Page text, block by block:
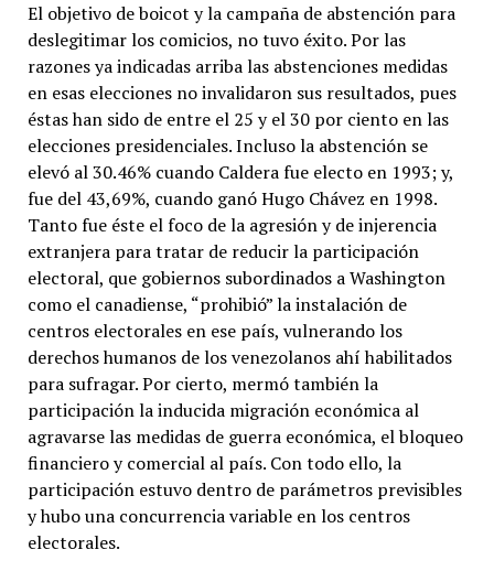
El objetivo de boicot y la campaña de abstención para
deslegitimar los comicios, no tuvo éxito. Por las
razones ya indicadas arriba las abstenciones medidas
en esas elecciones no invalidaron sus resultados, pues
éstas han sido de entre el 25 y el 30 por ciento en las
elecciones presidenciales. Incluso la abstención se
elevó al 30.46% cuando Caldera fue electo en 1993; y,
fue del 43,69%, cuando ganó Hugo Chávez en 1998.
Tanto fue éste el foco de la agresión y de injerencia
extranjera para tratar de reducir la participación
electoral, que gobiernos subordinados a Washington
como el canadiense, “prohibió” la instalación de
centros electorales en ese país, vulnerando los
derechos humanos de los venezolanos ahí habilitados
para sufragar. Por cierto, mermó también la
participación la inducida migración económica al
agravarse las medidas de guerra económica, el bloqueo
financiero y comercial al país. Con todo ello, la
participación estuvo dentro de parámetros previsibles
y hubo una concurrencia variable en los centros
electorales.